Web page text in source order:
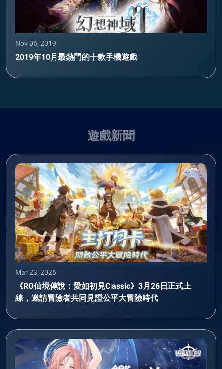
Nov 06, 2019
2019年10月最熱門的十款手機遊戲
遊戲新聞
Mar 23, 2026
《RO仙境傳說：愛如初見Classic》3月26日正式上
線，邀請冒險者共同見證公平大冒險時代